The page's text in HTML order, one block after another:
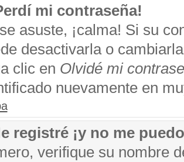
mi contraseña!
asuste, ¡calma! Si su
desactivarla o
clic en Olvidé mi
nuevamente en
registré ¡y no me
verifique su nombre